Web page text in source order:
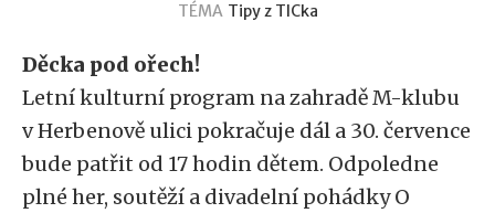
TÉMA Tipy z TICka
Děcka pod ořech!
Letní kulturní program na zahradě M-klubu
v Herbenově ulici pokračuje dál a 30. července
bude patřit od 17 hodin dětem. Odpoledne
plné her, soutěží a divadelní pohádky O